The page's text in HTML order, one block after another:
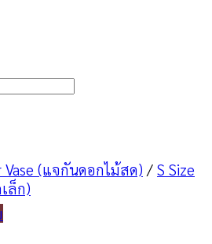
Vase (แจกันดอกไม้สด) / S Size
ล็ก)